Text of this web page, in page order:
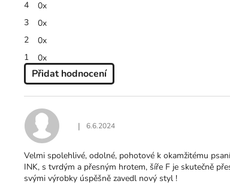
4
0x
3
0x
2
0x
1
0x
Přidat hodnocení
P
I
S
H
O
D
Hodnocení produktu je 5 z 5 hvězdiček.
| 6.6.2024
Velmi spolehlivé, odolné, pohotové k okamžitému
INK, s tvrdým a přesným hrotem, šíře F je skutečně
svými výrobky úspěšně zavedl nový styl !